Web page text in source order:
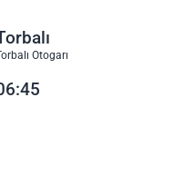
Otogarı